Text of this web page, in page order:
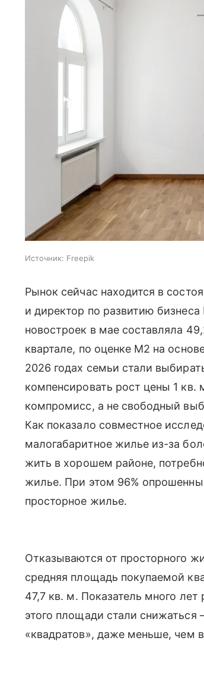
Источник: Freepik
Рынок сейчас находится в
и директор по развитию
новостроек в мае составляла
квартале, по оценке M2 на
2026 годах семьи стали
компенсировать рост цены 1
компромисс, а не свободный
Как показало совместное
малогабаритное жилье из-за
жить в хорошем районе,
жилье. При этом 96%
просторное жилье.
Отказываются от просторного
средняя площадь покупаемой
47,7 кв. м. Показатель много
этого площади стали
«квадратов», даже меньше, чем